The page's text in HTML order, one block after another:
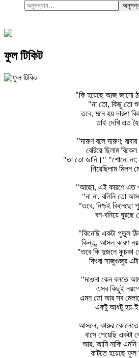
ফুল টিকিট
"কি হয়েছে আজ জানো
"না তো, কিছু তো
তবে, মনে হয় দারুণ
তাই দেখি এত
"দারুণ বলে দারুণ; বাবার
বেরিয়ে ছিলাম বিকেল
"তা তো জানি।" "শোনো না;
গিয়েছিলাম মিলন
"আচ্ছা, এই কারণে এত
"না না, বলিনি তো
"তবে, নিশ্চই কিনেছো
বন-বনিয়ে ঘুরছে
"কিনেছি একটা পুতুল
কিন্তু, আসল কারণ
"তবে কি দুজনে ফুচকা
কিংবা সাজুগুজুর এটা-
"দাওনা কেন বলতে
এসব কিছুই
এমন তো আর সব
একটু আধটু হয়-ই
আসলে, কারুর
বাসে পেয়েছি একটা
আর, আমি নাকি এমনি
কাটতে হয়েছে ফুল